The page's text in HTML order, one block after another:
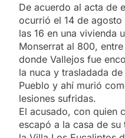
De acuerdo al acta de
ocurrió el 14 de
las 16 en una vivienda
Monserrat al 800,
donde Vallejos fue
la nuca y trasladada
Pueblo y ahí murió
lesiones sufridas.
El acusado, con quien
escapó a la casa de